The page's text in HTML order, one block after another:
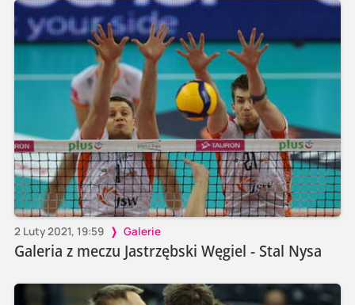
2 Luty 2021, 19:59 Galerie
Galeria z meczu Jastrzębski Węgiel - Stal Nysa